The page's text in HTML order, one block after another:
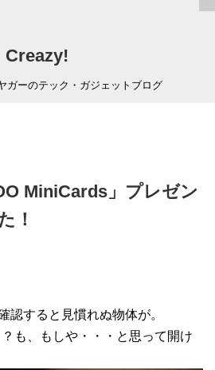
Creazy!
ガーのテック・ガジェットブログ
MiniCards」プレゼン
！
認すると見慣れぬ物体が。
も、もしや・・・と思って開け